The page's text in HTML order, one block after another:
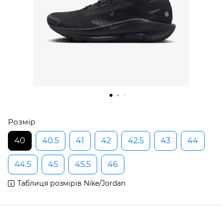
Розмір
40
40.5 41 42 42.5 43 44
44.5 45 45.5 46
Таблиця розмірів Nike/Jordan